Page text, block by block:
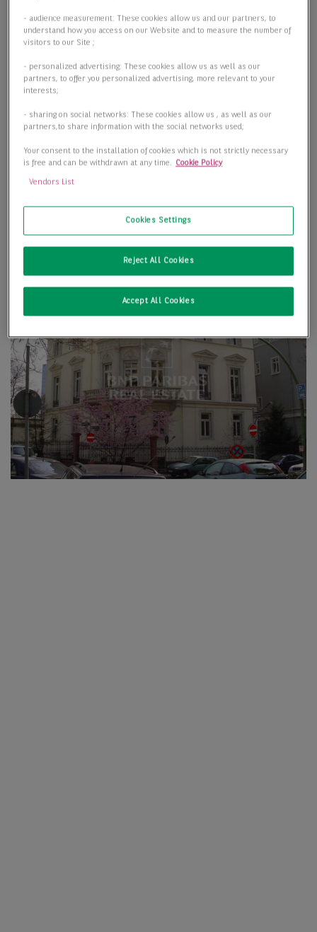
- audience measurement: These cookies allow us and our partners, to
understand how you access on our Website and to measure the number of
visitors to our Site ;
- personalized advertising: These cookies allow us as well as our
partners, to offer you personalized advertising, more relevant to your
interests;
- sharing on social networks: These cookies allow us , as well as our
partners,to share information with the social networks used;
Your consent to the installation of cookies which is not strictly necessary
is free and can be withdrawn at any time. Cookie Policy
Vendors List
Cookies Settings
Reject All Cookies
Accept All Cookies